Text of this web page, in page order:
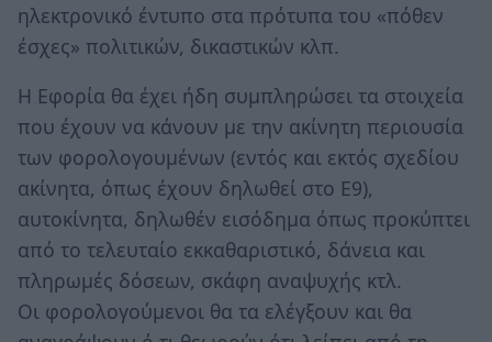
ηλεκτρονικό έντυπο στα πρότυπα του «πόθεν
έσχες» πολιτικών, δικαστικών κλπ.
Η Εφορία θα έχει ήδη συμπληρώσει τα στοιχεία
που έχουν να κάνουν με την ακίνητη περιουσία
των φορολογουμένων (εντός και εκτός σχεδίου
ακίνητα, όπως έχουν δηλωθεί στο Ε9),
αυτοκίνητα, δηλωθέν εισόδημα όπως προκύπτει
από το τελευταίο εκκαθαριστικό, δάνεια και
πληρωμές δόσεων, σκάφη αναψυχής κτλ.
Οι φορολογούμενοι θα τα ελέγξουν και θα